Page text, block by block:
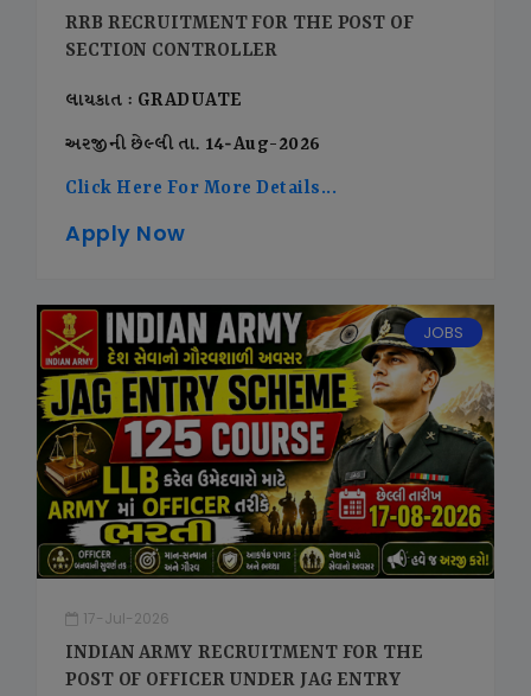
RRB RECRUITMENT FOR THE POST OF
SECTION CONTROLLER
લાયકાત : GRADUATE
અરજીની છેલ્લી તા. 14-Aug-2026
Click Here For More Details...
Apply Now
JOBS
17-Jul-2026
INDIAN ARMY RECRUITMENT FOR THE
POST OF OFFICER UNDER JAG ENTRY